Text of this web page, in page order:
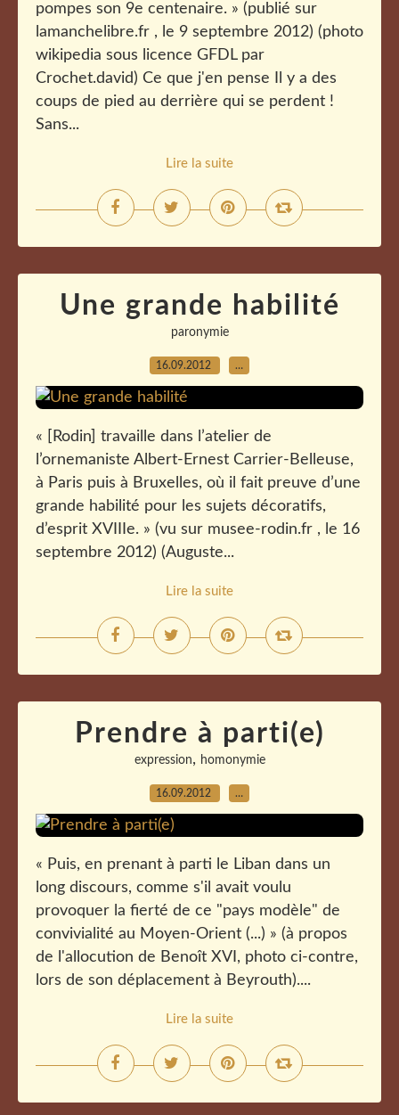
pompes son 9e centenaire. » (publié sur
lamanchelibre.fr , le 9 septembre 2012) (photo
wikipedia sous licence GFDL par
Crochet.david) Ce que j'en pense Il y a des
coups de pied au derrière qui se perdent !
Sans...
Lire la suite
Une grande habilité
paronymie
16.09.2012 …
« [Rodin] travaille dans l’atelier de
l’ornemaniste Albert-Ernest Carrier-Belleuse,
à Paris puis à Bruxelles, où il fait preuve d’une
grande habilité pour les sujets décoratifs,
d’esprit XVIIIe. » (vu sur musee-rodin.fr , le 16
septembre 2012) (Auguste...
Lire la suite
Prendre à parti(e)
expression, homonymie
16.09.2012 …
« Puis, en prenant à parti le Liban dans un
long discours, comme s'il avait voulu
provoquer la fierté de ce "pays modèle" de
convivialité au Moyen-Orient (...) » (à propos
de l'allocution de Benoît XVI, photo ci-contre,
lors de son déplacement à Beyrouth)....
Lire la suite